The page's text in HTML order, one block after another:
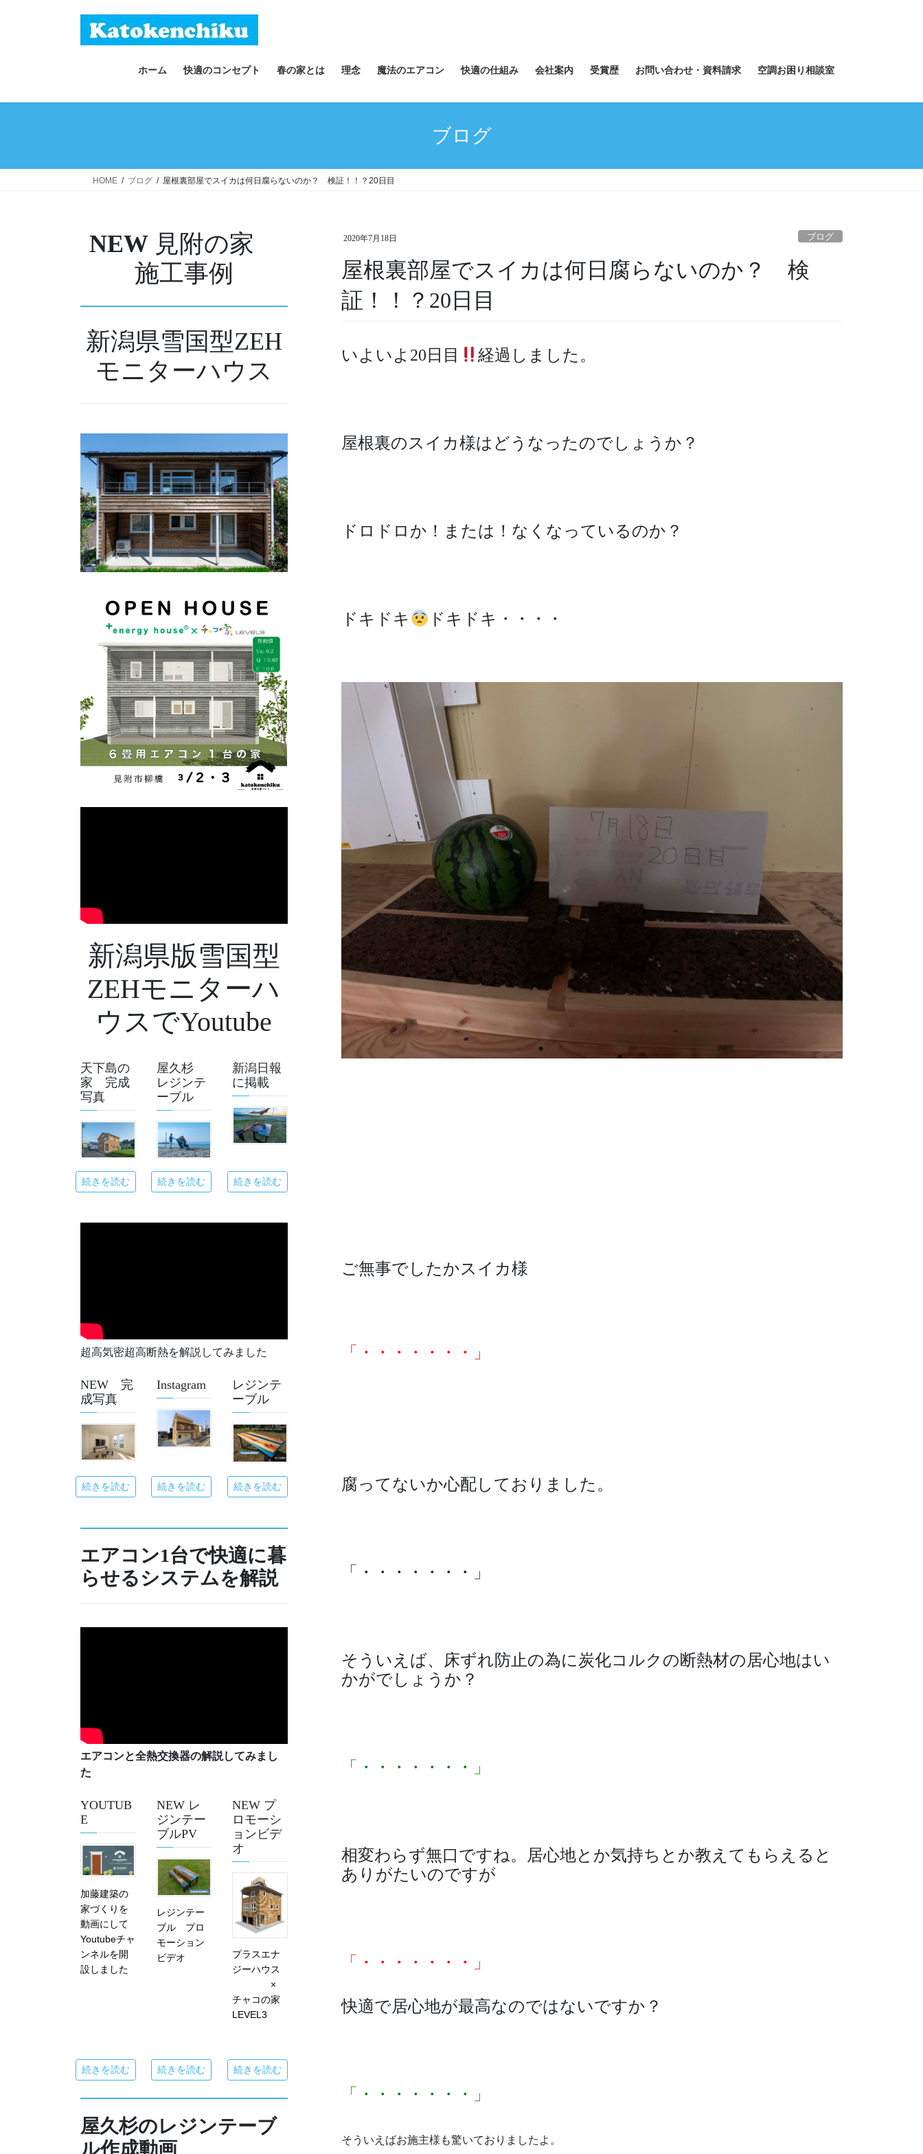
ス
ン
ホーム 快適のコンセプト 春の家とは 理念 魔法のエアコン 快適の仕組み 会社案内 受賞歴 お問い合わせ・資料請求 空調お困り相談室
ブログ
HOME ブログ 屋根裏部屋でスイカは何日腐らないのか？ 検証！！？20日目
2020年7月18日 ブログ
屋根裏部屋でスイカは何日腐らないのか？ 検
証！！？20日目
いよいよ20日目 経過しました。
屋根裏のスイカ様はどうなったのでしょうか？
ドロドロか！または！なくなっているのか？
ドキドキ ドキドキ・・・・
ご無事でしたかスイカ様
「・・・・・・・」
腐ってないか心配しておりました。
「・・・・・・・」
そういえば、床ずれ防止の為に炭化コルクの断熱材の居心地はい
かがでしょうか？
「・・・・・・・」
相変わらず無口ですね。居心地とか気持ちとか教えてもらえると
ありがたいのですが
「・・・・・・・」
快適で居心地が最高なのではないですか？
「・・・・・・・」
そういえばお施主様も驚いておりましたよ。
NEW見附の家
施工事例
新潟県雪国型ZEH
モニターハウス
新潟県版雪国型
ZEHモニターハ
ウスでYoutube
天下島の
家 完成
写真
続きを読む
屋久杉
レジンテ
ーブル
続きを読む
新潟日報
に掲載
続きを読む
超高気密超高断熱を解説してみました
NEW 完
成写真
続きを読む
Instagram
続きを読む
レジンテ
ーブル
続きを読む
エアコン1台で快適に暮
らせるシステムを解説
エアコンと全熱交換器の解説してみまし
た
YOUTUB
E
加藤建築の
家づくりを
動画にして
Youtubeチャ
ンネルを開
設しました
続きを読む
NEW レ
ジンテー
ブルPV
レジンテー
ブル プロ
モーション
ビデオ
続きを読む
NEW プ
ロモーシ
ョンビデ
オ
プラスエナ
ジーハウス
×
チャコの家
LEVEL3
続きを読む
屋久杉のレジンテーブ
ル作成動画